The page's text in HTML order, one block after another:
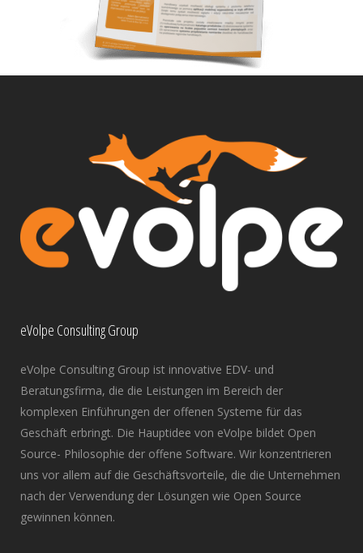
eVolpe Consulting Group
eVolpe Consulting Group ist innovative EDV- und
Beratungsfirma, die die Leistungen im Bereich der
komplexen Einführungen der offenen Systeme für das
Geschäft erbringt. Die Hauptidee von eVolpe bildet Open
Source- Philosophie der offene Software. Wir konzentrieren
uns vor allem auf die Geschäftsvorteile, die die Unternehmen
nach der Verwendung der Lösungen wie Open Source
gewinnen können.